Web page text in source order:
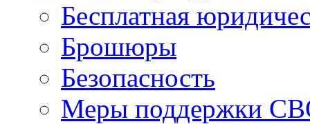
Бесплатная
Брошюры
Безопасность
Меры поддержки